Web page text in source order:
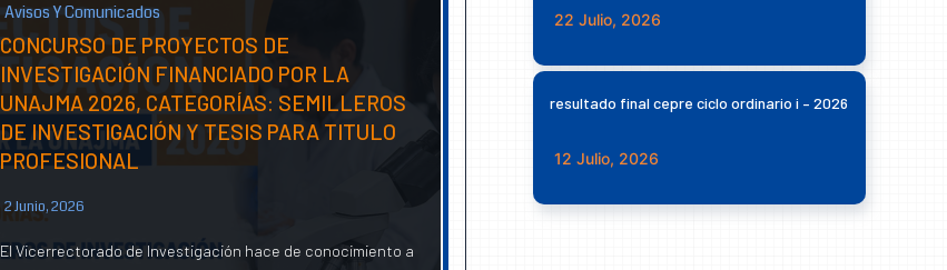
Avisos Y Comunicados
CONCURSO DE PROYECTOS DE
INVESTIGACIÓN FINANCIADO POR LA
UNAJMA 2026, CATEGORÍAS: SEMILLEROS
DE INVESTIGACIÓN Y TESIS PARA TITULO
PROFESIONAL
2 Junio, 2026
El Vicerrectorado de Investigación hace de conocimiento a
22 Julio, 2026
resultado final cepre ciclo ordinario i – 2026
12 Julio, 2026